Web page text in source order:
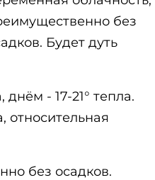
без
Будет дуть
- 17-21° тепла.
относительная
без осадков.